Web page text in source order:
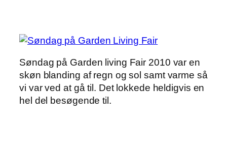
Søndag på Garden living Fair 2010 var en
skøn blanding af regn og sol samt varme så
vi var ved at gå til. Det lokkede heldigvis en
hel del besøgende til.